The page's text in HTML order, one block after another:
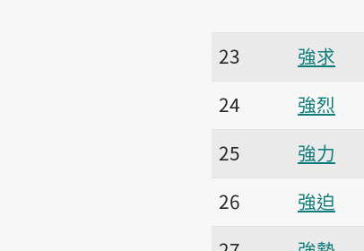
23 強求
24
強烈
25
強力
26
強迫